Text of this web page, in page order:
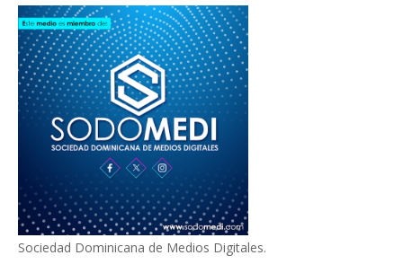
Sociedad Dominicana de Medios Digitales.